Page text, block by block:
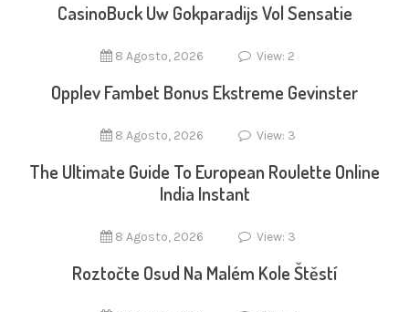
CasinoBuck Uw Gokparadijs Vol Sensatie
8 Agosto, 2026 View: 2
Opplev Fambet Bonus Ekstreme Gevinster
8 Agosto, 2026 View: 3
The Ultimate Guide To European Roulette Online
India Instant
8 Agosto, 2026 View: 3
Roztočte Osud Na Malém Kole Štěstí